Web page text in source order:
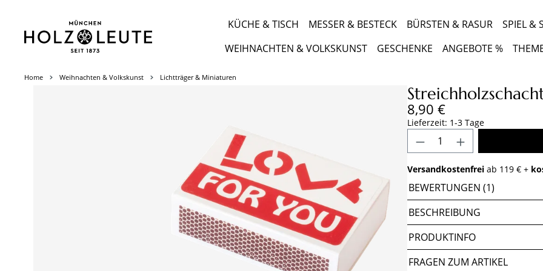
KÜCHE & TISCH MESSER & BESTECK BÜRSTEN & RASUR
SPIEL &
WEIHNACHTEN & VOLKSKUNST
GESCHENKE ANGEBOTE %
Home Weihnachten & Volkskunst Lichtträger & Miniaturen
Regulärer Preis:
8,90 €
Lieferzeit: 1-3 Tage
Produkt Anzahl:
Versandkostenfrei ab 119 € +
BEWERTUNGEN (1)
BESCHREIBUNG
PRODUKTINFO
FRAGEN ZUM ARTIKEL